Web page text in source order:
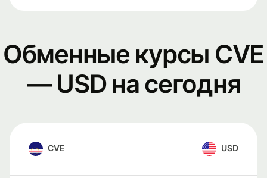
Обменные курсы CVE
— USD на сегодня
CVE USD